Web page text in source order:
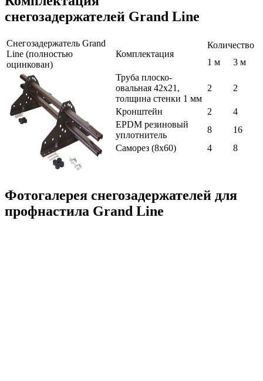
снегозадержателей Grand Line
Снегозадержатель Grand
Line (полностью
оцинкован)
Комплектация
Количество
1 м
3 м
Труба плоско-
овальная 42х21,
толщина стенки 1 мм
2 2
Кронштейн 2
4
EPDM резиновый
уплотнитель
8
16
Саморез (8x60)
4 8
Фотогалерея снегозадержателей для
профнастила Grand Line